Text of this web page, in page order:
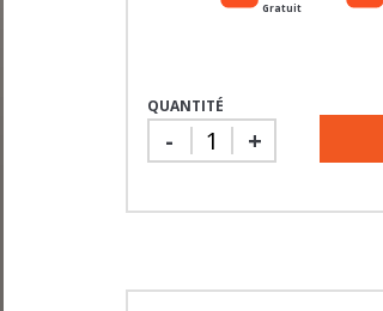
Gratuit
QUANTITÉ
- +